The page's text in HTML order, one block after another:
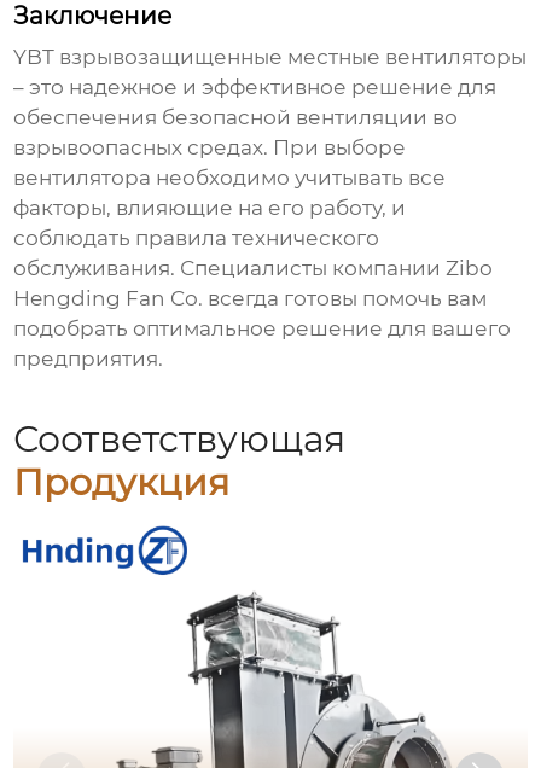
Заключение
YBT взрывозащищенные местные вентиляторы
– это надежное и эффективное решение для
обеспечения безопасной вентиляции во
взрывоопасных средах. При выборе
вентилятора необходимо учитывать все
факторы, влияющие на его работу, и
соблюдать правила технического
обслуживания. Специалисты компанииZibo
Hengding Fan Co. всегда готовы помочь вам
подобрать оптимальное решение для вашего
предприятия.
Соответствующая
Продукция